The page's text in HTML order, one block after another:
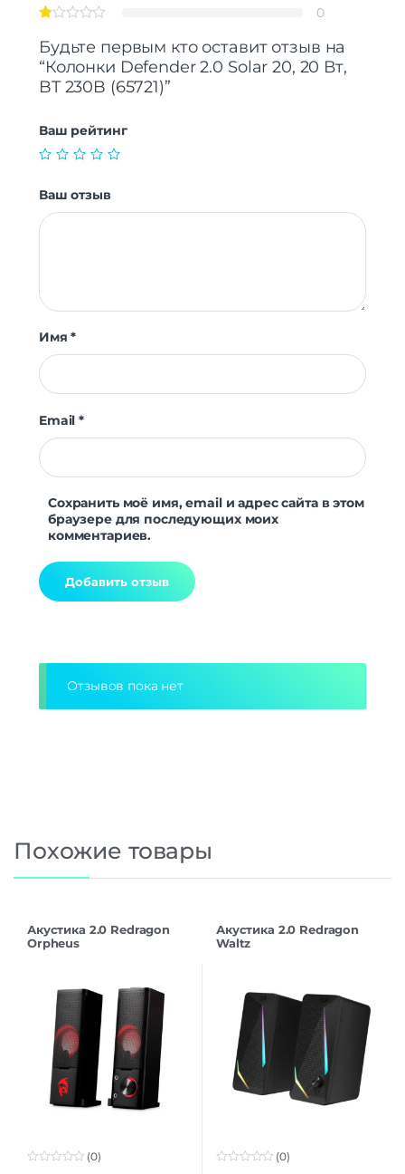
0
Будьте первым кто оставит отзыв на
“Колонки Defender 2.0 Solar 20, 20 Вт,
BT 230B (65721)”
Ваш рейтинг
Ваш отзыв
Имя*
Email*
Сохранить моё имя, email и адрес сайта в этом
браузере для последующих моих
комментариев.
Отзывов пока нет
Похожие товары
Акустика 2.0 Redragon
Orpheus
(0)
Акустика 2.0 Redragon
Waltz
(0)